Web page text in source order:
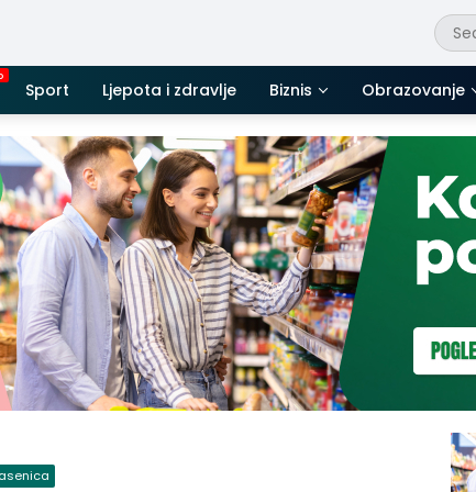
Sport Ljepota i zdravlje Biznis Obrazovanje